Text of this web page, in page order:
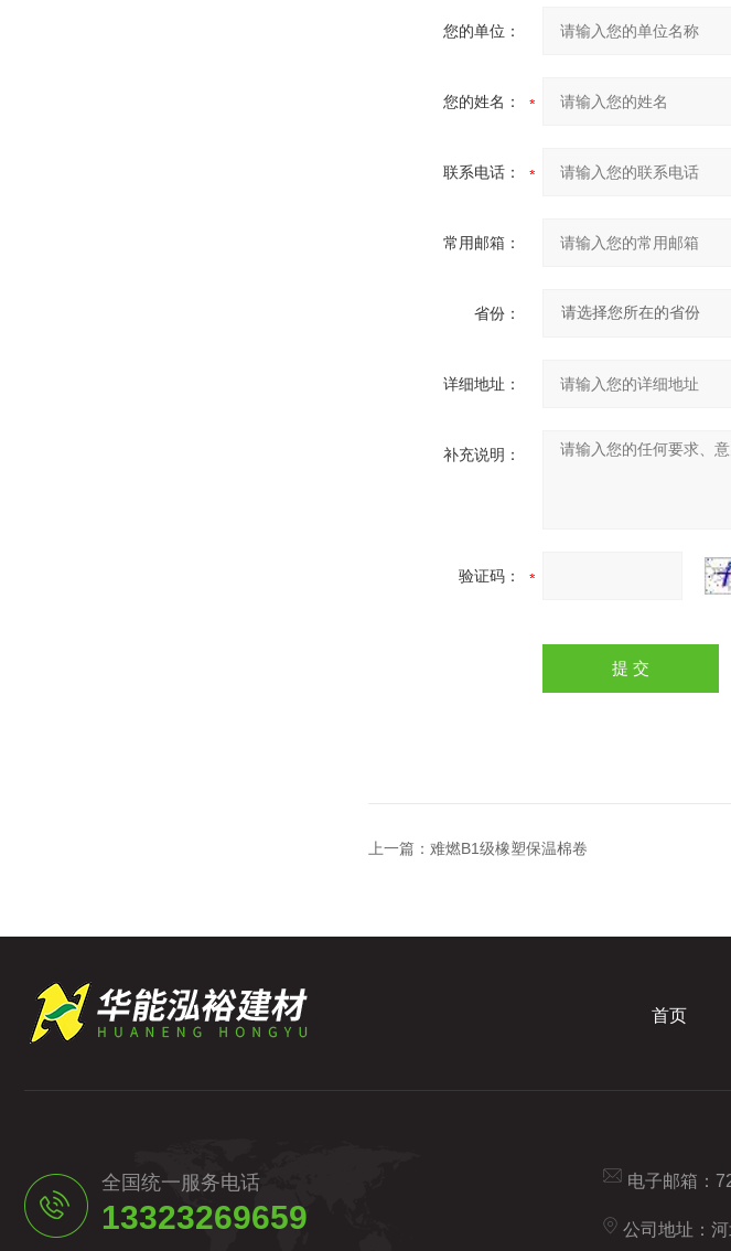
您的单位：
您的姓名：
联系电话：
常用邮箱：
省份：
详细地址：
补充说明：
验证码：
上一篇： 难燃B1级橡塑保温棉卷
首页
全国统一服务电话
13323269659
电子邮箱：
公司地址：